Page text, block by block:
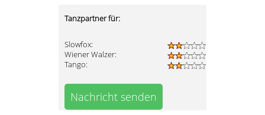
Tanzpartner für:
Slowfox:
Wiener Walzer:
Tango:
Nachricht senden